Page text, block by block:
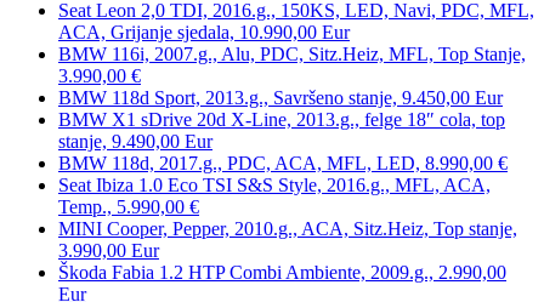
Seat Leon 2,0 TDI, 2016.g., 150KS, LED, Navi, PDC, MFL,
ACA, Grijanje sjedala, 10.990,00 Eur
BMW 116i, 2007.g., Alu, PDC, Sitz.Heiz, MFL, Top Stanje,
3.990,00 €
BMW 118d Sport, 2013.g., Savršeno stanje, 9.450,00 Eur
BMW X1 sDrive 20d X-Line, 2013.g., felge 18″ cola, top
stanje, 9.490,00 Eur
BMW 118d, 2017.g., PDC, ACA, MFL, LED, 8.990,00 €
Seat Ibiza 1.0 Eco TSI S&S Style, 2016.g., MFL, ACA,
Temp., 5.990,00 €
MINI Cooper, Pepper, 2010.g., ACA, Sitz.Heiz, Top stanje,
3.990,00 Eur
Škoda Fabia 1.2 HTP Combi Ambiente, 2009.g., 2.990,00
Eur